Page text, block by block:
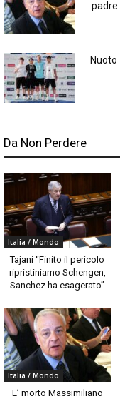
padre
Nuoto
Da Non Perdere
Italia / Mondo
Tajani “Finito il pericolo
ripristiniamo Schengen,
Sanchez ha esagerato”
Italia / Mondo
E’ morto Massimiliano